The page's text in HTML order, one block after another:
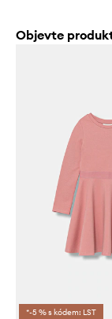
Objevte
*-5 % s kódem: LST